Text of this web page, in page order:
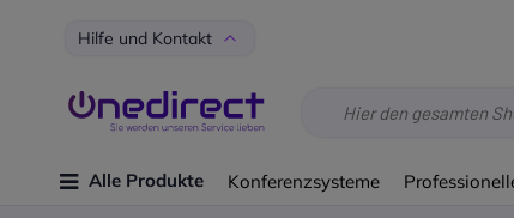
Hilfe und Kontakt
Alle Produkte Konferenzsysteme